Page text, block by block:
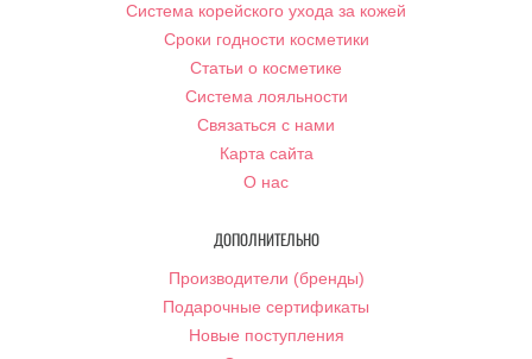
Система корейского ухода за кожей
Сроки годности косметики
Статьи о косметике
Система лояльности
Связаться с нами
Карта сайта
О нас
ДОПОЛНИТЕЛЬНО
Производители (бренды)
Подарочные сертификаты
Новые поступления